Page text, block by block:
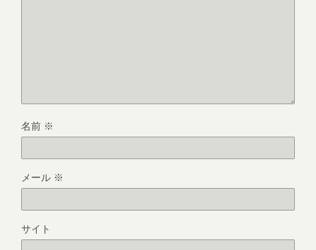
名前 ※
メール ※
サイト